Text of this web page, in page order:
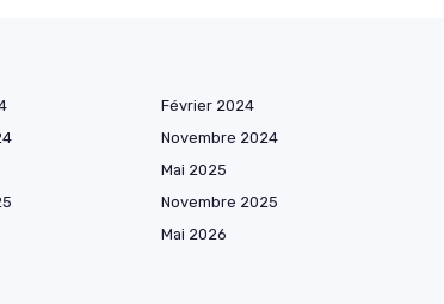
Février 2024
Novembre 2024
Mai 2025
Novembre 2025
Mai 2026